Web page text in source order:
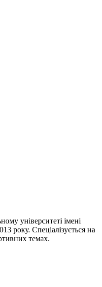
університеті імені
року. Спеціалізується на
темах.